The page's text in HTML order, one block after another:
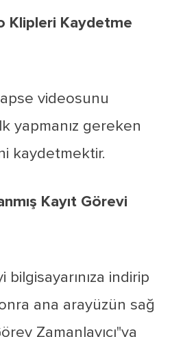
Klipleri Kaydetme
videosunu
yapmanız gereken
kaydetmektir.
Kayıt Görevi
bilgisayarınıza indirip
ana arayüzün sağ
Zamanlayıcı"ya